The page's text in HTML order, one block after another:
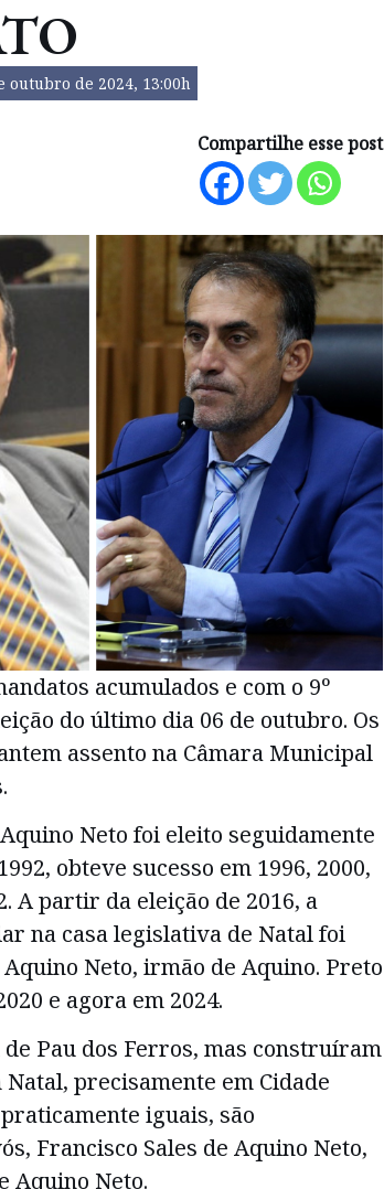
outubro de 2024, 13:00h
Compartilhe esse post
acumulados e com o 9º
do último dia 06 de outubro. Os
assento na Câmara Municipal
Neto foi eleito seguidamente
obteve sucesso em 1996, 2000,
A partir da eleição de 2016, a
na casa legislativa de Natal foi
Neto, irmão de Aquino. Preto
e agora em 2024.
Pau dos Ferros, mas construíram
precisamente em Cidade
iguais, são
Francisco Sales de Aquino Neto,
Aquino Neto.